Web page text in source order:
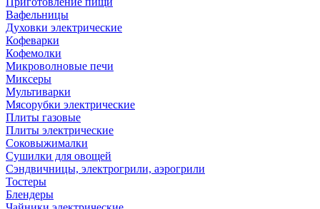
Вафельницы
Духовки электрические
Кофеварки
Кофемолки
Микроволновые печи
Миксеры
Мультиварки
Мясорубки электрические
Плиты газовые
Плиты электрические
Соковыжималки
Сушилки для овощей
Сэндвичницы, электрогрили, аэрогрили
Тостеры
Блендеры